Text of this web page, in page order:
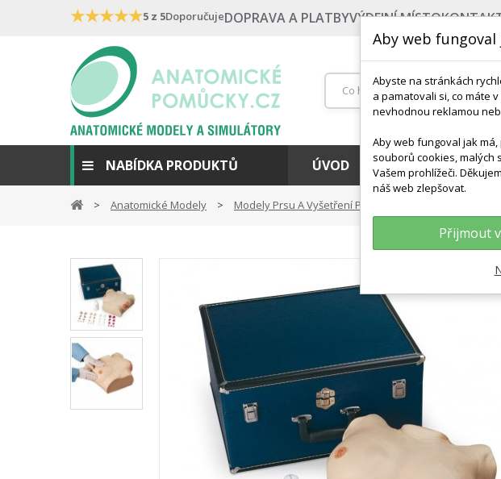
★★★★★5 z 5DoporučujeDOPRAVA A PLATBYVÝDEJNÍ MÍSTO
NABÍDKA PRODUKTŮ ÚVOD NEJPRODÁVANĚJŠÍ
Anatomické Modely Modely Prsu A Vyšetření Prsu
Aby web fungoval
Abyste na stránkách
a pamatovali si, co máte
nevhodnou reklamou
Aby web fungoval jak
souborů cookies, malých
Vašem prohlížeči.
náš web zlepšovat.
Přijmout